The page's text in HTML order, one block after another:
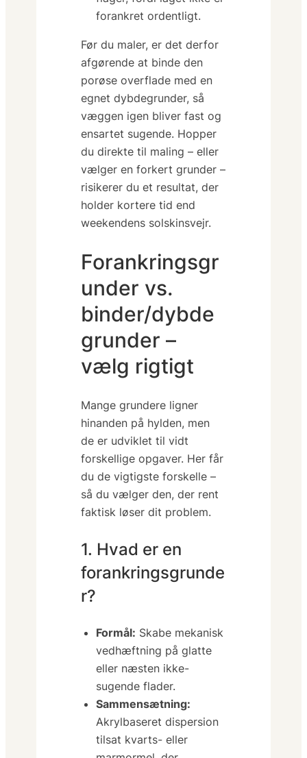
forankret ordentligt.
Før du maler, er det derfor
afgørende at binde den
porøse overflade med en
egnet dybdegrunder, så
væggen igen bliver fast og
ensartet sugende. Hopper
du direkte til maling – eller
vælger en forkert grunder –
risikerer du et resultat, der
holder kortere tid end
weekendens solskinsvejr.
Forankringsgr
under vs.
binder/dybde
grunder –
vælg rigtigt
Mange grundere ligner
hinanden på hylden, men
de er udviklet til vidt
forskellige opgaver. Her får
du de vigtigste forskelle –
så du vælger den, der rent
faktisk løser dit problem.
1. Hvad er en
forankringsgrunde
r?
Formål: Skabe mekanisk
vedhæftning på glatte
eller næsten ikke-
sugende flader.
Sammensætning:
Akrylbaseret dispersion
tilsat kvarts- eller